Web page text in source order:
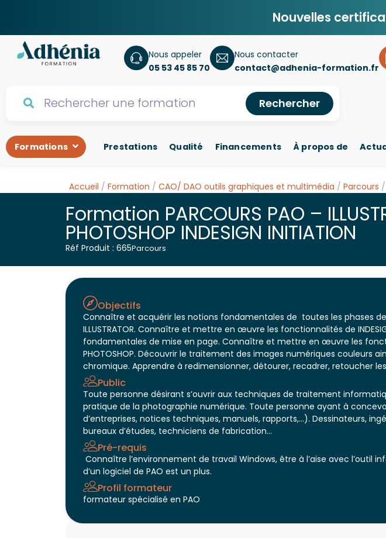
Nouvelles
Nous appeler
05 53 45 85 70
Nous contacter
contact@adhenia-formation.fr
Rechercher
Formations Prestations Qualité Financements À propos de
Accueil / Formation / CAO/ DAO outils graphiques et multimédia / Parcours /
Formation PARCOURS PAO –
PHOTOSHOP INDESIGN INITIATION
Réf Produit : 665Parcours
Objectifs
Connaître et acquérir les notions fondamentales de toutes les phases
ILLUSTRATOR. Connaître et mettre en œuvre les fonctionnalités de
fondamentales de mise en page. Connaître et mettre en œuvre les
PHOTOSHOP. Découvrir le traitement des images numériques couleurs
chromique. Apprendre à redimensionner, détourer, recadrer, retoucher
Public
Toute personne désirant s’ouvrir aux techniques de traitement
pratique de la photographie numérique. Toute personne ayant à
d’entreprises, notices techniques, manuels, rapports,…). Dessinateurs,
bureaux d’études, techniciens de fabrication…
Pré-requis
Connaître l’environnement de travail Windows, être à l’aise avec l’outil
d’un logiciel de PAO est un plus.
Profil formateur
formateur spécialisé en PAO